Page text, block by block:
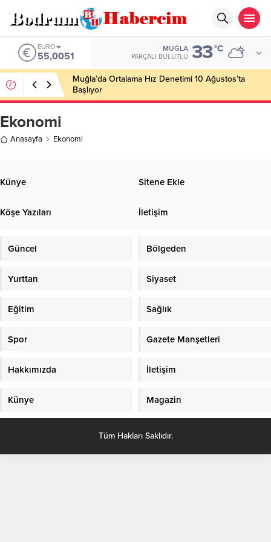
EURO
55,0051
MUĞLA
PARÇALI BULUTLU 33°C
Muğla’da Ortalama Hız Denetimi 10 Ağustos’ta
Başlıyor
Ekonomi
Anasayfa Ekonomi
Künye Sitene Ekle
Köşe Yazıları İletişim
Güncel Bölgeden
Yurttan Siyaset
Eğitim Sağlık
Spor Gazete Manşetleri
Hakkımızda İletişim
Künye Magazin
Tüm Hakları Saklıdır.